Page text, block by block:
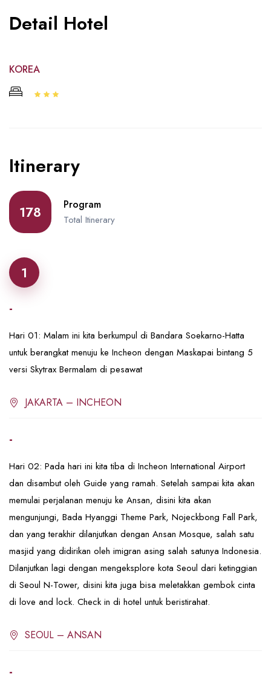
Detail Hotel
KOREA
Itinerary
178 Program
Total Itinerary
1
-
Hari 01: Malam ini kita berkumpul di Bandara Soekarno-Hatta
untuk berangkat menuju ke Incheon dengan Maskapai bintang 5
versi Skytrax Bermalam di pesawat
JAKARTA – INCHEON
-
Hari 02: Pada hari ini kita tiba di Incheon International Airport
dan disambut oleh Guide yang ramah. Setelah sampai kita akan
memulai perjalanan menuju ke Ansan, disini kita akan
mengunjungi, Bada Hyanggi Theme Park, Nojeckbong Fall Park,
dan yang terakhir dilanjutkan dengan Ansan Mosque, salah satu
masjid yang didirikan oleh imigran asing salah satunya Indonesia.
Dilanjutkan lagi dengan mengeksplore kota Seoul dari ketinggian
di Seoul N-Tower, disini kita juga bisa meletakkan gembok cinta
di love and lock. Check in di hotel untuk beristirahat.
SEOUL – ANSAN
-